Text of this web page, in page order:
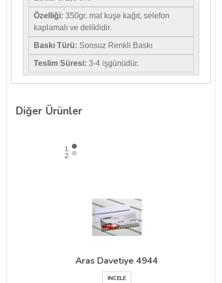
Özelliği: 350gr. mat kuşe kağıt, selefon
kaplamalı ve deliklidir.
Baskı Türü: Sonsuz Renkli Baskı
Teslim Süresi: 3-4 işgünüdür.
Diğer Ürünler
Aras Davetiye 4944
İNCELE